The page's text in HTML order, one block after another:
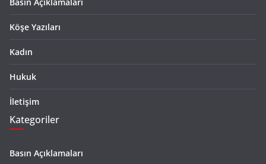
Köşe Yazıları
Kadın
Hukuk
İletişim
Kategoriler
Basın Açıklamaları